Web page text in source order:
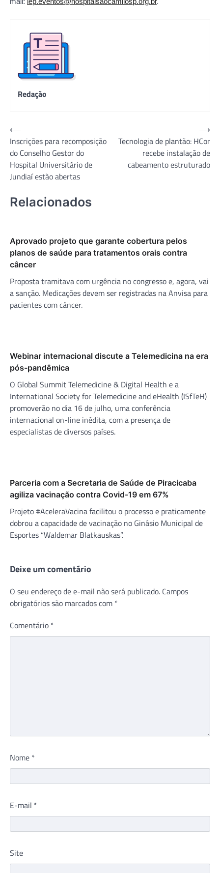
Redação
Navegação
de
Post
⟵
Inscrições para recomposição
do Conselho Gestor do
Hospital Universitário de
Jundiaí estão abertas
Tecnologia de plantão: HCor
recebe instalação de
cabeamento estruturado
⟶
Relacionados
Aprovado projeto que garante cobertura pelos
planos de saúde para tratamentos orais contra
câncer
Proposta tramitava com urgência no congresso e, agora, vai
a sanção. Medicações devem ser registradas na Anvisa para
pacientes com câncer.
Webinar internacional discute a Telemedicina na era
pós-pandêmica
O Global Summit Telemedicine & Digital Health e a
International Society for Telemedicine and eHealth (ISfTeH)
promoverão no dia 16 de julho, uma conferência
internacional on-line inédita, com a presença de
especialistas de diversos países.
Parceria com a Secretaria de Saúde de Piracicaba
agiliza vacinação contra Covid-19 em 67%
Projeto #AceleraVacina facilitou o processo e praticamente
dobrou a capacidade de vacinação no Ginásio Municipal de
Esportes “Waldemar Blatkauskas”.
Deixe um comentário
O seu endereço de e-mail não será publicado. Campos
obrigatórios são marcados com *
Comentário *
Nome *
E-mail *
Site